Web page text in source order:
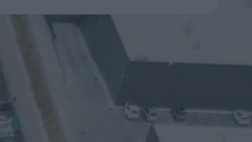
No Fio Da Navalha
HOJE, 0:43